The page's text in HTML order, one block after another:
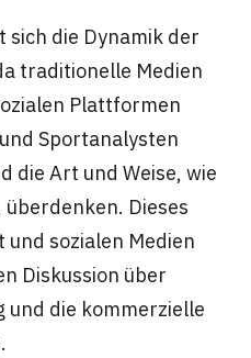
die Dynamik der
traditionelle Medien
Plattformen
Sportanalysten
die Art und Weise, wie
Dieses
und sozialen Medien
Diskussion über
die kommerzielle